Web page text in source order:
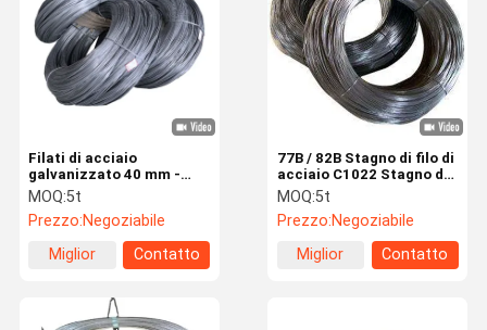
Filati di acciaio
galvanizzato 40 mm -
2000 mm Filati di acciaio
solido
MOQ:5t
Prezzo:Negoziabile
Miglior
Contatto
77B / 82B Stagno di filo di
acciaio C1022 Stagno di
acciaio a basso tenore di
carbonio 1022 19mnb4
MOQ:5t
Prezzo:Negoziabile
Miglior
Contatto